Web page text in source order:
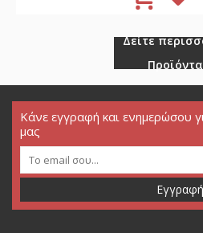
Δείτε
Κάνε εγγραφή και ενημερώσου
μας
Εγγραφή